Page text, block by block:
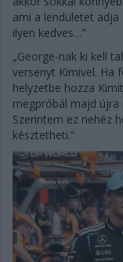
ami a lendületet adja
ilyen kedves…”
„George-nak ki kell
versenyt Kimivel. Ha
helyzetbe hozza
megpróbál majd
Szerintem ez nehéz
késztetheti.”